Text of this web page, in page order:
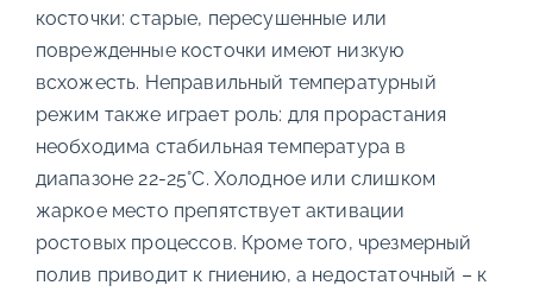
косточки: старые, пересушенные или
поврежденные косточки имеют низкую
всхожесть. Неправильный температурный
режим также играет роль: для прорастания
необходима стабильная температура в
диапазоне 22-25°C. Холодное или слишком
жаркое место препятствует активации
ростовых процессов. Кроме того, чрезмерный
полив приводит к гниению, а недостаточный – к